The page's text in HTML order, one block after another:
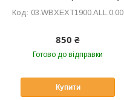
03.WBXEXT1900.ALL.0.00
850 ₴
Готово до відправки
Купити